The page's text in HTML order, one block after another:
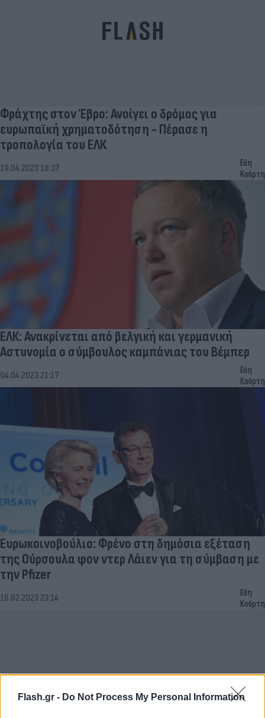
Flash.gr - Do Not Process My Personal Information
Φράχτης στον Έβρο: Ανοίγει ο δρόμος για
ευρωπαϊκή χρηματοδότηση - Πέρασε η
τροπολογία του ΕΛΚ
19.04.2023 18:37
Εύη
Κούρτη
ΕΛΚ: Ανακρίνεται από βελγική και γερμανική
Αστυνομία ο σύμβουλος καμπάνιας του Βέμπερ
04.04.2023 21:17
Εύη
Κούρτη
Ευρωκοινοβούλιο: Φρένο στη δημόσια εξέταση
της Ούρσουλα φον ντερ Λάιεν για τη σύμβαση με
την Pfizer
16.02.2023 23:14
Εύη
Κούρτη